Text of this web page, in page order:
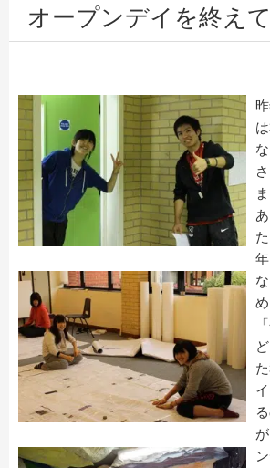
オープンデイを終えて